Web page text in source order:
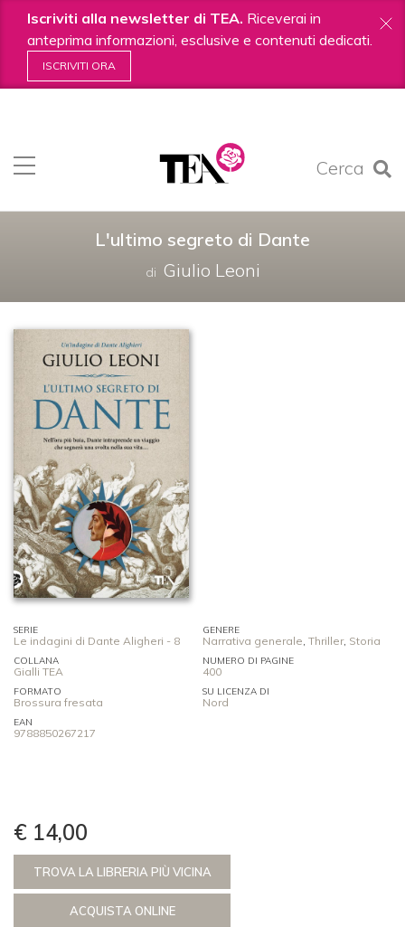
Iscriviti alla newsletter di TEA. Riceverai in
anteprima informazioni, esclusive e contenuti dedicati.
ISCRIVITI ORA
Cerca
contenuti.
|
L'ultimo segreto di Dante
di Giulio Leoni
SERIE
Le indagini di Dante Aligheri - 8
GENERE
Narrativa generale Thriller, Storia
COLLANA
Gialli TEA
NUMERO DI PAGINE
400
FORMATO
Brossura fresata
SU LICENZA DI
Nord
EAN
9788850267217
€ 14,00
TROVA LA LIBRERIA PIÙ VICINA
ACQUISTA ONLINE